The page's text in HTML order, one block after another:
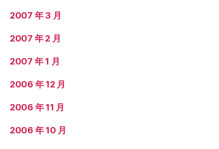
2007 年 3 月
2007 年 2 月
2007 年 1 月
2006 年 12 月
2006 年 11 月
2006 年 10 月